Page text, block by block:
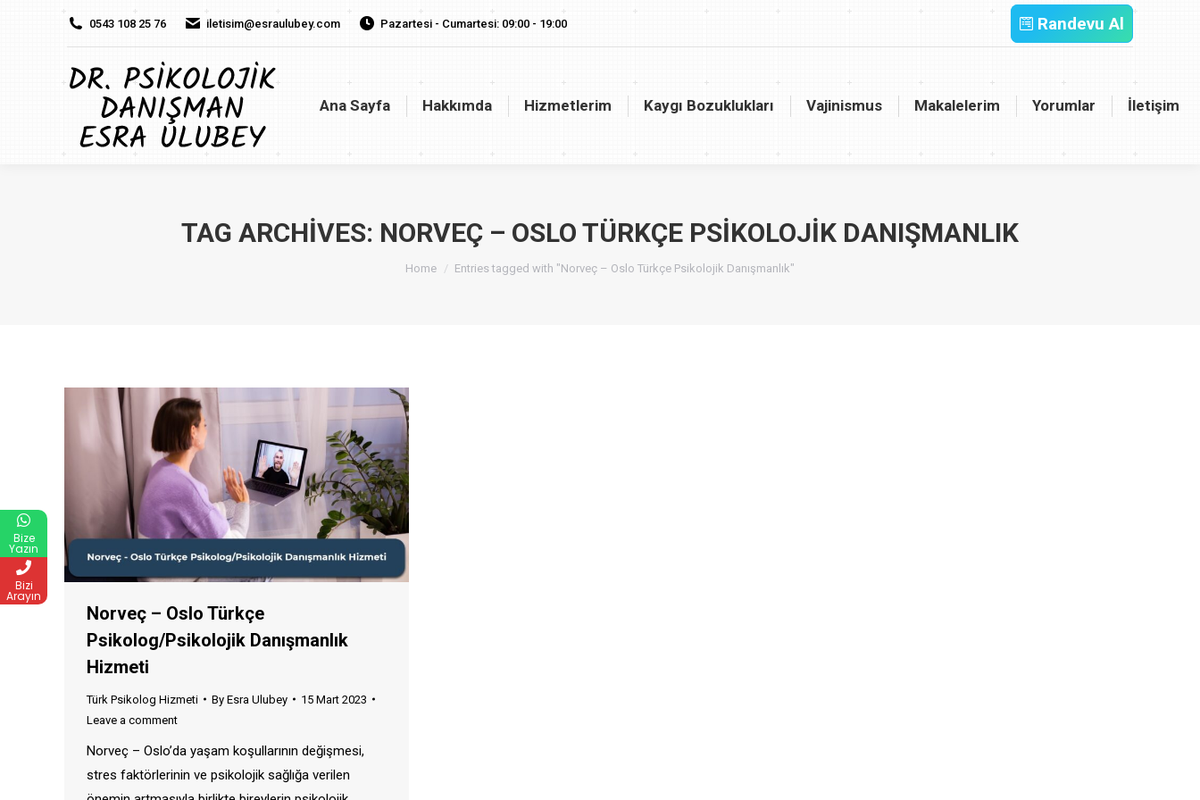
0543 108 25 76 iletisim@esraulubey.com Pazartesi - Cumartesi: 09:00 - 19:00 Randevu Al
Ana Sayfa Hakkımda Hizmetlerim Kaygı Bozuklukları Vajinismus Makalelerim Yorumlar İletişim
TAG ARCHIVES: NORVEÇ – OSLO TÜRKÇE PSIKOLOJIK DANIŞMANLIK
You are here:
Home Entries tagged with "Norveç – Oslo Türkçe Psikolojik Danışmanlık"
Norveç – Oslo Türkçe
Psikolog/Psikolojik Danışmanlık
Hizmeti
Türk Psikolog Hizmeti By Esra Ulubey
15 Mart 2023
Leave a comment
Norveç – Oslo’da yaşam koşullarının değişmesi,
stres faktörlerinin ve psikolojik sağlığa verilen
Bize
Yazın
Bizi
Arayın
Ana Sayfa Yorumlar İletişim